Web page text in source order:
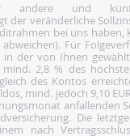
andere und
der veränderliche
bei uns haben,
Für
in der von Ihnen
2,8 % des
des Kontos
mind. jedoch 9,10
anfallenden
Die
nach